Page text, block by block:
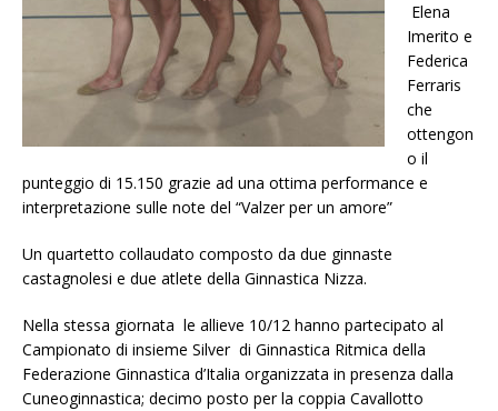
Elena
Imerito e
Federica
Ferraris
che
ottengon
o il
punteggio di 15.150 grazie ad una ottima performance e
interpretazione sulle note del “Valzer per un amore”
Un quartetto collaudato composto da due ginnaste
castagnolesi e due atlete della Ginnastica Nizza.
Nella stessa giornata le allieve 10/12 hanno partecipato al
Campionato di insieme Silver di Ginnastica Ritmica della
Federazione Ginnastica d’Italia organizzata in presenza dalla
Cuneoginnastica; decimo posto per la coppia Cavallotto